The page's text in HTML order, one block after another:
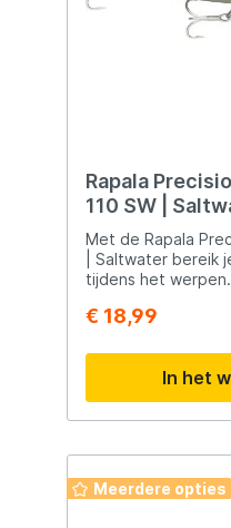
Rapala
110 SW |
Met de Rapala
| Saltwater bereik
tijdens het
het Rapala
afstanden kunt werpen.
bevissen van
vanaf de boot.
meesterwerk van
hengelsporter. De
gedetailleerde
€ 18,99
In het
Meerdere opties